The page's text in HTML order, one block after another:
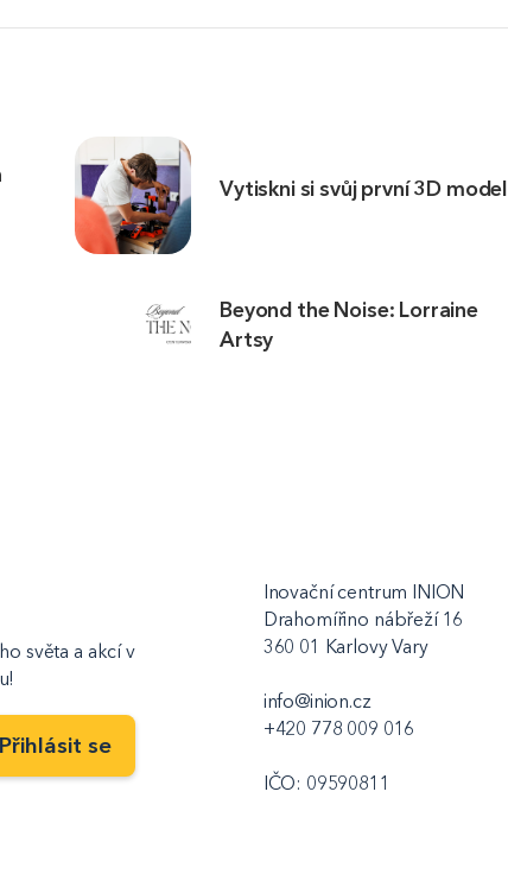
Vytiskni si svůj první 3D model
Beyond the Noise: Lorraine
Artsy
světa a akcí v
Inovační centrum INION
Drahomířino nábřeží 16
360 01 Karlovy Vary
info@inion.cz
+420 778 009 016
IČO: 09590811